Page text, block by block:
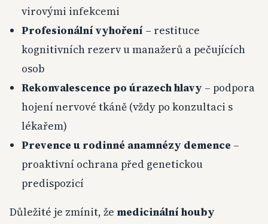
virovými infekcemi
Profesionální vyhoření – restituce
kognitivních rezerv u manažerů a pečujících
osob
Rekonvalescence po úrazech hlavy – podpora
hojení nervové tkáně (vždy po konzultaci s
lékařem)
Prevence u rodinné anamnézy demence –
proaktivní ochrana před genetickou
predispozicí
Důležité je zmínit, že medicinální houby